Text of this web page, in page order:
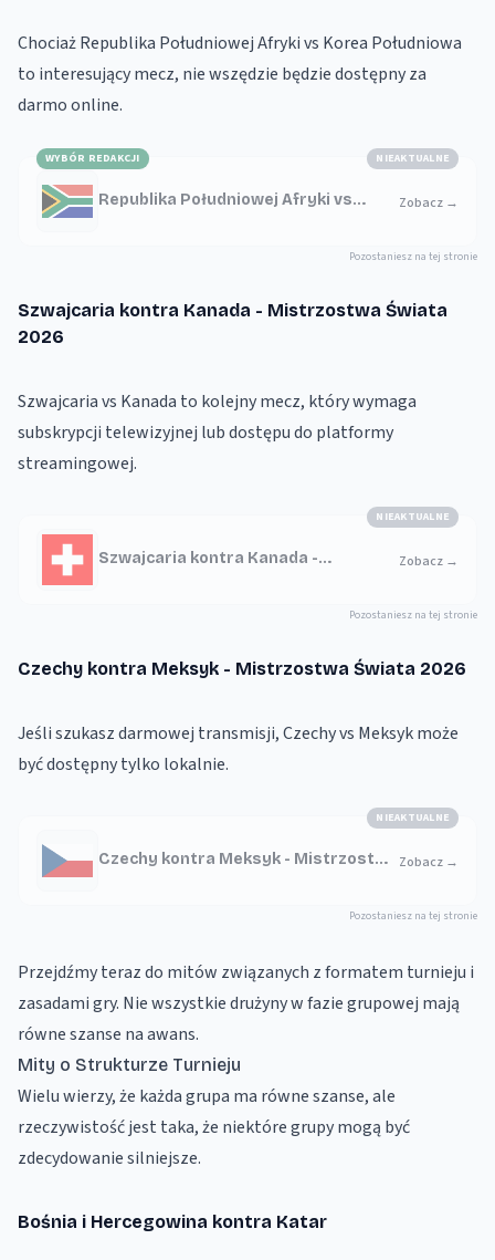
Chociaż Republika Południowej Afryki vs Korea Południowa
to interesujący mecz, nie wszędzie będzie dostępny za
darmo online.
NIEAKTUALNE
WYBÓR REDAKCJI
Republika Południowej Afryki vs
Zobacz →
Pozostaniesz na tej stronie
Szwajcaria kontra Kanada - Mistrzostwa Świata
2026
Szwajcaria vs Kanada to kolejny mecz, który wymaga
subskrypcji telewizyjnej lub dostępu do platformy
streamingowej.
NIEAKTUALNE
Szwajcaria kontra Kanada -
Zobacz →
Pozostaniesz na tej stronie
Czechy kontra Meksyk - Mistrzostwa Świata 2026
Jeśli szukasz darmowej transmisji, Czechy vs Meksyk może
być dostępny tylko lokalnie.
NIEAKTUALNE
Czechy kontra Meksyk - Mistrzostwa
Zobacz →
Pozostaniesz na tej stronie
Przejdźmy teraz do mitów związanych z formatem turnieju i
zasadami gry. Nie wszystkie drużyny w fazie grupowej mają
równe szanse na awans.
Mity o Strukturze Turnieju
Wielu wierzy, że każda grupa ma równe szanse, ale
rzeczywistość jest taka, że niektóre grupy mogą być
zdecydowanie silniejsze.
Bośnia i Hercegowina kontra Katar